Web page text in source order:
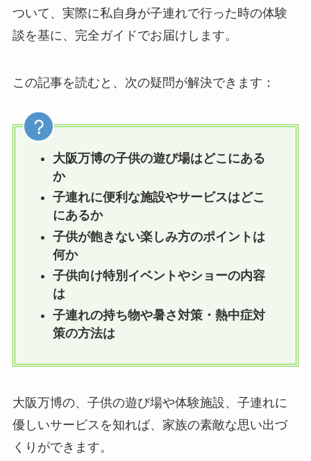
ついて、実際に私自身が子連れで行った時の体験
談を基に、完全ガイドでお届けします。
この記事を読むと、次の疑問が解決できます：
大阪万博の子供の遊び場はどこにある
か
子連れに便利な施設やサービスはどこ
にあるか
子供が飽きない楽しみ方のポイントは
何か
子供向け特別イベントやショーの内容
は
子連れの持ち物や暑さ対策・熱中症対
策の方法は
大阪万博の、子供の遊び場や体験施設、子連れに
優しいサービスを知れば、家族の素敵な思い出づ
くりができます。